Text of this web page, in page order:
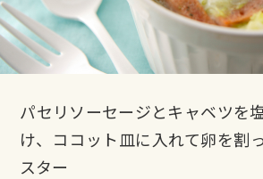
パセリソーセージとキャベツを
け、ココット皿に入れて卵を割
スター